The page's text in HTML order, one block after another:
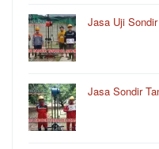
Jasa Uji
Jasa Sondir